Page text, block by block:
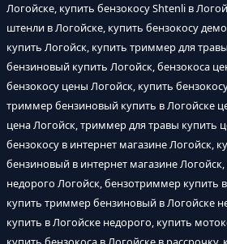
Логойске, купить бензокосу Shtenli в
штенли в Логойске, купить бензокосу
купить Логойск, купить триммер для
бензиновый купить Логойск, бензокоса
бензокосу цены Логойск, купить
триммер бензиновый купить в Логойске
цена Логойск, триммер для травы купить
бензокосу в интернет магазине Логойск,
бензиновый в интернет магазине
недорого Логойск, бензотриммер купить
купить триммер бензиновый в Логойске
купить в Логойске недорого, купить